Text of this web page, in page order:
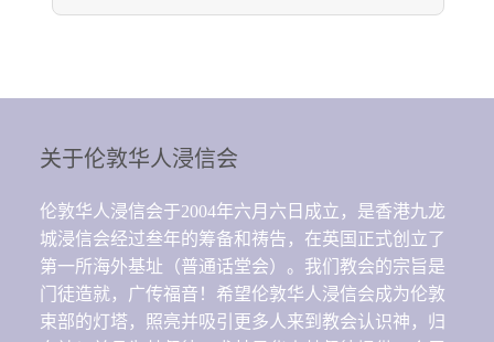
关于伦敦华人浸信会
伦敦华人浸信会于2004年六月六日成立，是香港九龙
城浸信会经过叁年的筹备和祷告，在英国正式创立了
第一所海外基址（普通话堂会）。我们教会的宗旨是
门徒造就，广传福音！希望伦敦华人浸信会成为伦敦
束部的灯塔，照亮并吸引更多人来到教会认识神，归